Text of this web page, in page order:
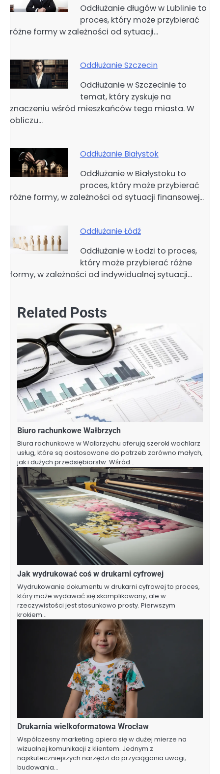
Oddłużanie długów w Lublinie to
proces, który może przybierać
różne formy w zależności od sytuacji…
Oddłużanie Szczecin
Oddłużanie w Szczecinie to
temat, który zyskuje na
znaczeniu wśród mieszkańców tego miasta. W
obliczu…
Oddłużanie Białystok
Oddłużanie w Białystoku to
proces, który może przybierać
różne formy, w zależności od sytuacji finansowej…
Oddłużanie Łódź
Oddłużanie w Łodzi to proces,
który może przybierać różne
formy, w zależności od indywidualnej sytuacji…
Related Posts
Biuro rachunkowe Wałbrzych
Biura rachunkowe w Wałbrzychu oferują szeroki wachlarz
usług, które są dostosowane do potrzeb zarówno małych,
jak i dużych przedsiębiorstw. Wśród…
Jak wydrukować coś w drukarni cyfrowej
Wydrukowanie dokumentu w drukarni cyfrowej to proces,
który może wydawać się skomplikowany, ale w
rzeczywistości jest stosunkowo prosty. Pierwszym
krokiem…
Drukarnia wielkoformatowa Wrocław
Współczesny marketing opiera się w dużej mierze na
wizualnej komunikacji z klientem. Jednym z
najskuteczniejszych narzędzi do przyciągania uwagi,
budowania…